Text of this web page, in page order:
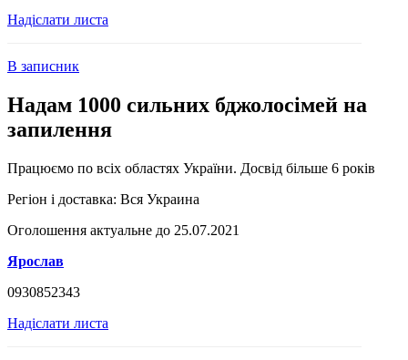
Надіслати листа
В записник
Надам 1000 сильних бджолосімей на
запилення
Працюємо по всіх областях України. Досвід більше 6 років
Регіон і доставка: Вся Украина
Оголошення актуальне до 25.07.2021
Ярослав
0930852343
Надіслати листа